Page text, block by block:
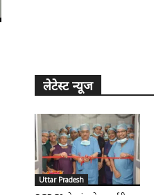
लेटेस्ट न्यूज
Uttar Pradesh